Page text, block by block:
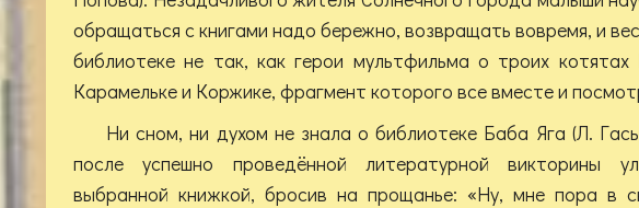
обращаться с книгами надо бережно, возвращать вовремя, и
библиотеке не так, как герои мультфильма о троих котятах
Карамельке и Коржике, фрагмент которого все вместе и
Ни сном, ни духом не знала о библиотеке Баба Яга (Л.
после успешно проведённой литературной викторины
выбранной книжкой, бросив на прощанье: «Ну, мне пора в